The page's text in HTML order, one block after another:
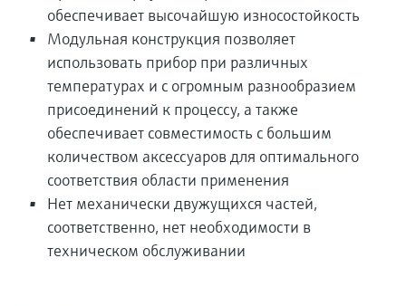
обеспечивает высочайшую износостойкость
Модульная конструкция позволяет
использовать прибор при различных
температурах и с огромным разнообразием
присоединений к процессу, а также
обеспечивает совместимость с большим
количеством аксессуаров для оптимального
соответствия области применения
Нет механически двужущихся частей,
соответственно, нет необходимости в
техническом обслуживании